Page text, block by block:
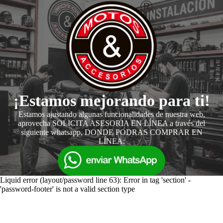
¡Estamos mejorando para ti!
Estamos ajustando algunas funcionalidades de nuestra web,
aprovecha SOLICITA ASESORIA EN LÍNEA a través del
siguiente whatsapp, DONDE PODRAS COMPRAR EN
LÍNEA:
Liquid error (layout/password line 63): Error in tag 'section' -
'password-footer' is not a valid section type